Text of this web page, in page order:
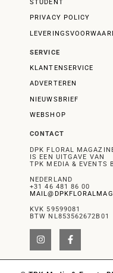
STUDENT
PRIVACY POLICY
SERVICE
KLANTENSERVICE
ADVERTEREN
NIEUWSBRIEF
WEBSHOP
CONTACT
DPK FLORAL
IS EEN UITGAVE VAN
TPK MEDIA & EVENTS
NEDERLAND
+31 46 481 86 00
KVK 59599081
BTW NL853562672B01